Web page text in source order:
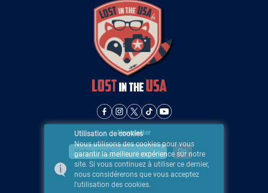
Newsletter
Utilisation de cookies
Nous utilisons des cookies pour vous
garantir la meilleure expérience sur notre
site. Si vous continuez à utiliser ce dernier,
nous considérerons que vous acceptez
l'utilisation des cookies.